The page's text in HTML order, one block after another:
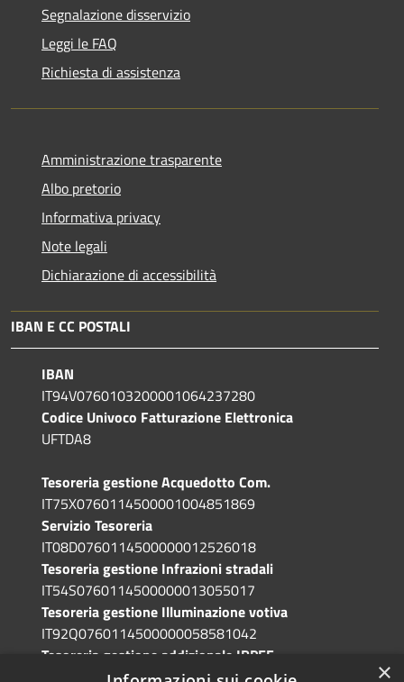
Segnalazione disservizio
Leggi le FAQ
Richiesta di assistenza
Amministrazione trasparente
Albo pretorio
Informativa privacy
Note legali
Dichiarazione di accessibilità
IBAN E CC POSTALI
IBAN
IT94V0760103200001064237280
Codice Univoco Fatturazione Elettronica
UFTDA8
Tesoreria gestione Acquedotto Com.
IT75X0760114500001004851869
Servizio Tesoreria
IT08D0760114500000012526018
Tesoreria gestione Infrazioni stradali
IT54S0760114500000013055017
Tesoreria gestione Illuminazione votiva
IT92Q0760114500000058581042
Tesoreria gestione addizionale IRPEF
IT71A0760114500000086341765
×